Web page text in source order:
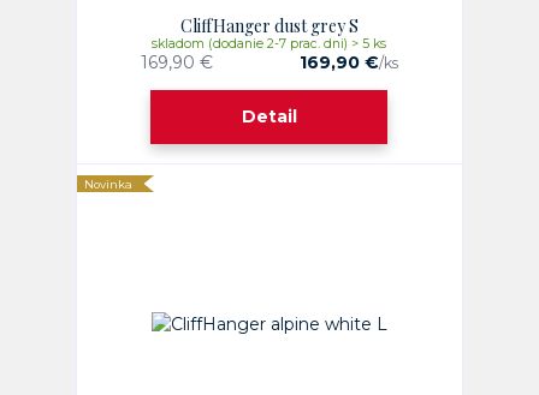
CliffHanger dust grey S
169,90 € 169,90 €/ks
skladom (dodanie 2-7 prac. dni) > 5 ks
Detail
Novinka